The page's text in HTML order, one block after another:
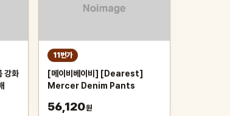
강화
11번가
[메이비베이비] [Dearest]
Mercer Denim Pants
56,120원